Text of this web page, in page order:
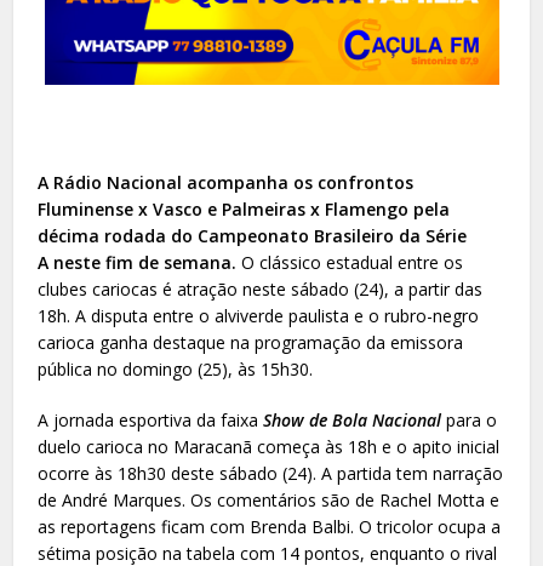
A Rádio Nacional acompanha os confrontos
Fluminense x Vasco e Palmeiras x Flamengo pela
décima rodada do Campeonato Brasileiro da Série
A neste fim de semana. O clássico estadual entre os
clubes cariocas é atração neste sábado (24), a partir das
18h. A disputa entre o alviverde paulista e o rubro-negro
carioca ganha destaque na programação da emissora
pública no domingo (25), às 15h30.
A jornada esportiva da faixaShow de Bola Nacional para o
duelo carioca no Maracanã começa às 18h e o apito inicial
ocorre às 18h30 deste sábado (24). A partida tem narração
de André Marques. Os comentários são de Rachel Motta e
as reportagens ficam com Brenda Balbi. O tricolor ocupa a
sétima posição na tabela com 14 pontos, enquanto o rival